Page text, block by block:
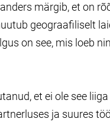
märgib, et on
geograafiliselt
on see, mis loeb
et ei ole see
ja suures